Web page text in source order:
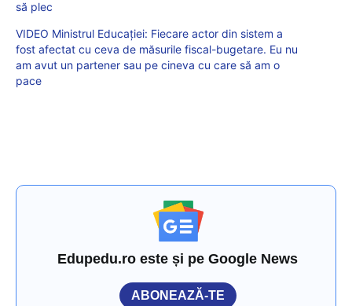
să plec
VIDEO Ministrul Educației: Fiecare actor din sistem a
fost afectat cu ceva de măsurile fiscal-bugetare. Eu nu
am avut un partener sau pe cineva cu care să am o
pace
Edupedu.ro este și pe Google News
ABONEAZĂ-TE